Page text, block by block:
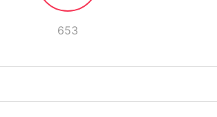
653